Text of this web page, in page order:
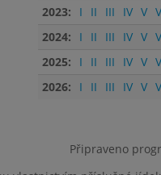
2023:
I II III IV V
2024:
I II III IV V
2025:
I II III IV V
2026:
I II III IV V
Připraveno